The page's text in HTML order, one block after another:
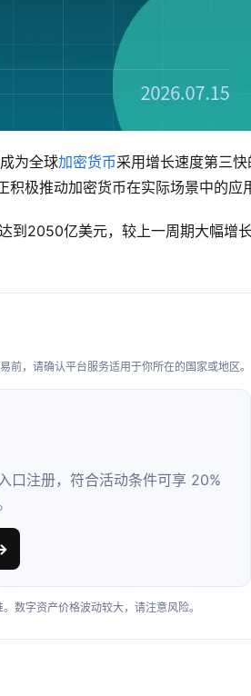
为全球加密货币采用增长速度第三快
极推动加密货币在实际场景中的应
到2050亿美元，较上一周期大幅增
前，请确认平台服务适用于你所在的国家或地区。
口注册，符合活动条件可享 20%
数字资产价格波动较大，请注意风险。